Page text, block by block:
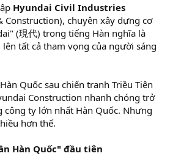
Hyundai Civil Industries
Construction), chuyên xây dựng cơ
(現代) trong tiếng Hàn nghĩa là
tất cả tham vọng của người sáng
Quốc sau chiến tranh Triều Tiên
Construction nhanh chóng trở
ty lớn nhất Hàn Quốc. Nhưng
hơn thế.
Hàn Quốc" đầu tiên